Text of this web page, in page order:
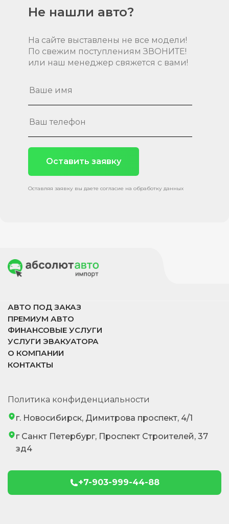
Не нашли авто?
На сайте выставлены не все модели!
По свежим поступлениям ЗВОНИТЕ!
или наш менеджер свяжется с вами!
Оставить заявку
Оставляя заявку вы даете согласие на обработку данных
АВТО ПОД ЗАКАЗ
ПРЕМИУМ АВТО
ФИНАНСОВЫЕ УСЛУГИ
УСЛУГИ ЭВАКУАТОРА
О КОМПАНИИ
КОНТАКТЫ
Политика конфиденциальности
г. Новосибирск, Димитрова проспект, 4/1
г Санкт Петербург, Проспект Строителей, 37
зд4
+7-903-999-44-88